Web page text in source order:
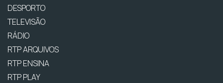
DESPORTO
TELEVISÃO
RÁDIO
RTP ARQUIVOS
RTP ENSINA
RTP PLAY